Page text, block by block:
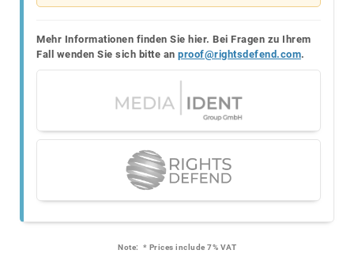
Mehr Informationen finden Sie hier. Bei Fragen zu Ihrem
Fall wenden Sie sich bitte an proof@rightsdefend.com.
Note: * Prices include 7% VAT